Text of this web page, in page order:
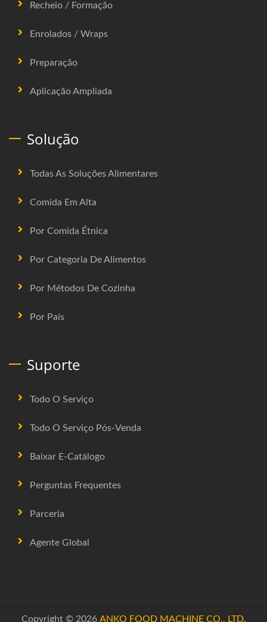
Recheio / Formação
Enrolados / Wraps
Preparação
Aplicação Ampliada
Solução
Todas As Soluções Alimentares
Comida Em Alta
Por Comida Étnica
Por Categoria De Alimentos
Por Métodos De Cozinha
Por País
Suporte
Todo O Serviço
Todo O Serviço Pós-Venda
Baixar E-Catálogo
Perguntas Frequentes
Parceria
Agente Global
Copyright © 2026 ANKO FOOD MACHINE CO., LTD.